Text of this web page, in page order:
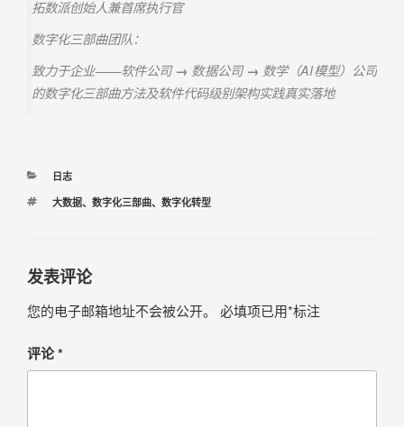
拓数派创始人兼首席执行官
数字化三部曲团队：
致力于企业——软件公司 → 数据公司→ 数学（AI模型）公司
的数字化三部曲方法及软件代码级别架构实践真实落地
日志
大数据、 数字化三部曲、 数字化转型
发表评论
您的电子邮箱地址不会被公开。 必填项已用*标注
评论*